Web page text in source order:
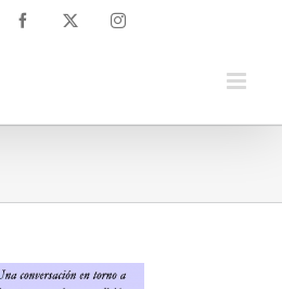
Facebook Instagram